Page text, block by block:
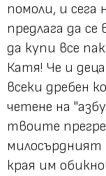
помоли, и сега
предлага да
да купи все
Катя! Че и
всеки дребен
четене на
твоите
милосърдният
края им